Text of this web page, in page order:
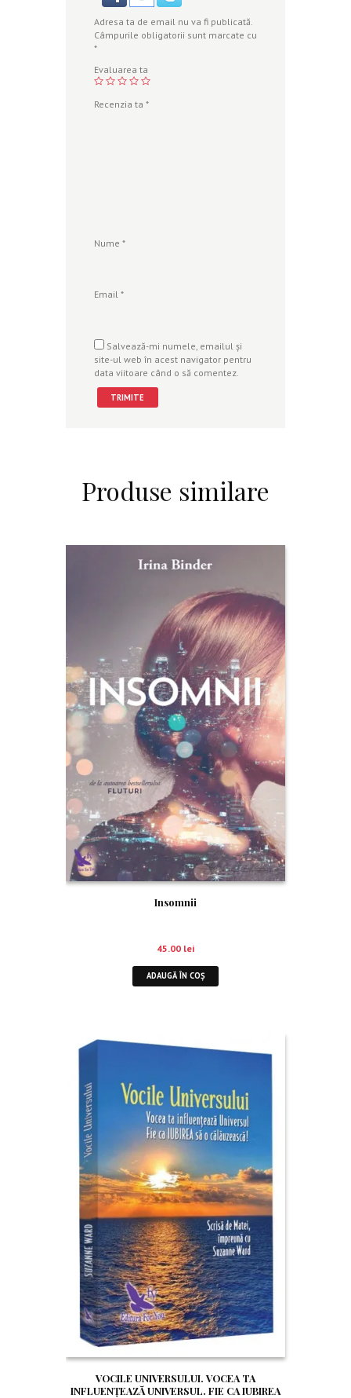
Adresa ta de email nu va fi publicată.
Câmpurile obligatorii sunt marcate cu
*
Evaluarea ta
Recenzia ta *
Nume *
Email *
Salvează-mi numele, emailul și
site-ul web în acest navigator pentru
data viitoare când o să comentez.
Produse similare
Insomnii
45.00 lei
ADAUGĂ ÎN COȘ
VOCILE UNIVERSULUI. VOCEA TA
INFLUENȚEAZĂ UNIVERSUL. FIE CA IUBIREA